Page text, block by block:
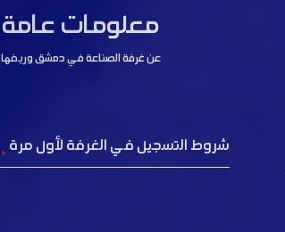
معلومات عامة
عن غرفة الصناعة في دمشق وريفها
شروط التسجيل في الغرفة لأول مرة